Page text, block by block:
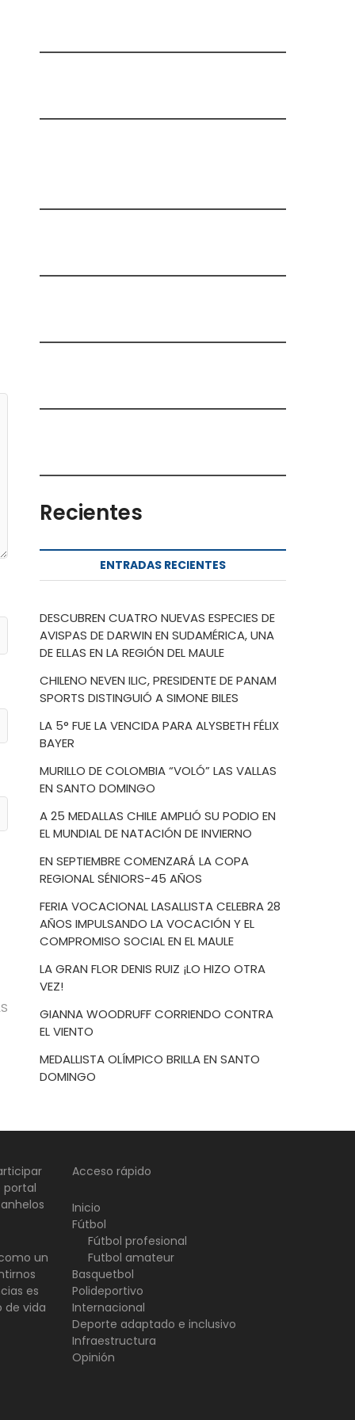
Recientes
ENTRADAS RECIENTES
DESCUBREN CUATRO NUEVAS ESPECIES DE
AVISPAS DE DARWIN EN SUDAMÉRICA, UNA
DE ELLAS EN LA REGIÓN DEL MAULE
CHILENO NEVEN ILIC, PRESIDENTE DE PANAM
SPORTS DISTINGUIÓ A SIMONE BILES
LA 5° FUE LA VENCIDA PARA ALYSBETH FÉLIX
BAYER
MURILLO DE COLOMBIA “VOLÓ” LAS VALLAS
EN SANTO DOMINGO
A 25 MEDALLAS CHILE AMPLIÓ SU PODIO EN
EL MUNDIAL DE NATACIÓN DE INVIERNO
EN SEPTIEMBRE COMENZARÁ LA COPA
REGIONAL SÉNIORS-45 AÑOS
FERIA VOCACIONAL LASALLISTA CELEBRA 28
AÑOS IMPULSANDO LA VOCACIÓN Y EL
COMPROMISO SOCIAL EN EL MAULE
LA GRAN FLOR DENIS RUIZ ¡LO HIZO OTRA
VEZ!
GIANNA WOODRUFF CORRIENDO CONTRA
EL VIENTO
MEDALLISTA OLÍMPICO BRILLA EN SANTO
DOMINGO
portal
un
es
de vida
Acceso rápido
Inicio
Fútbol
Fútbol profesional
Futbol amateur
Basquetbol
Polideportivo
Internacional
Deporte adaptado e inclusivo
Infraestructura
Opinión